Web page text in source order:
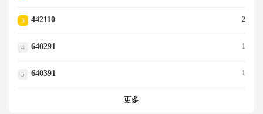
3 442110 2
4 640291 1
5 640391 1
更多